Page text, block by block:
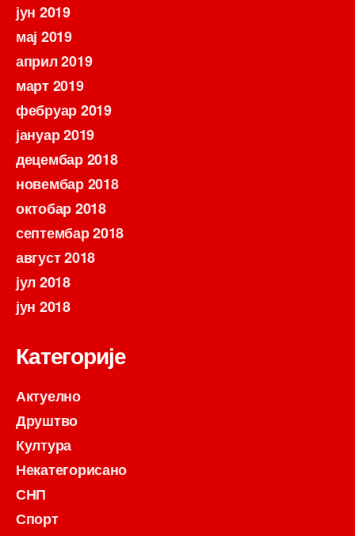
јун 2019
мај 2019
април 2019
март 2019
фебруар 2019
јануар 2019
децембар 2018
новембар 2018
октобар 2018
септембар 2018
август 2018
јул 2018
јун 2018
Категорије
Актуелно
Друштво
Култура
Некатегорисано
СНП
Спорт